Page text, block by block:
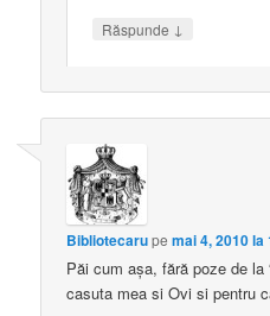
Răspunde ↓
Bibliotecarupemai 4, 2010 la
Păi cum aşa, fără poze de la
casuta mea si Ovi si pentru